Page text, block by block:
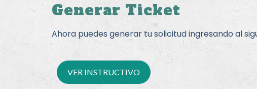
Generar Ticket
Ahora puedes generar tu solicitud ingresando al
VER INSTRUCTIVO